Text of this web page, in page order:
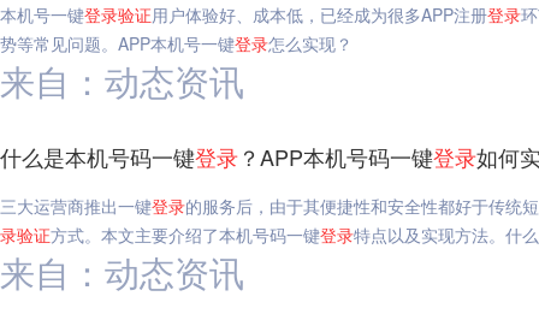
本机号一键登录验证用户体验好、成本低，已经成为很多APP注册登录
势等常见问题。APP本机号一键登录怎么实现？
来自：动态资讯
什么是本机号码一键登录？APP本机号码一键登录如何
三大运营商推出一键登录的服务后，由于其便捷性和安全性都好于传统
录验证方式。本文主要介绍了本机号码一键登录特点以及实现方法。什
来自：动态资讯